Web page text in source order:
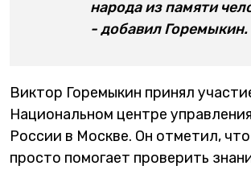
народа из памяти
- добавил Горемыкин.
Виктор Горемыкин принял
Национальном центре
России в Москве. Он отметил,
просто помогает проверить